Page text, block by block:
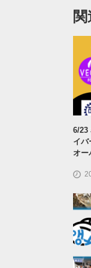
6/23
イバ
オー